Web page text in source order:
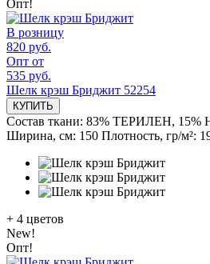
Опт!
В розницу
820 руб.
Опт от
535 руб.
Шелк крэш Бриджит 52254
КУПИТЬ
Состав ткани: 83% ТЕРИЛЕН,
Ширина, см: 150 Плотность, гр/м²:
+ 4 цветов
New!
Опт!